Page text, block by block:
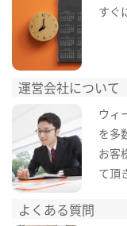
すぐ
運営会社について
ウィ
を多
お客
て頂
よくある質問